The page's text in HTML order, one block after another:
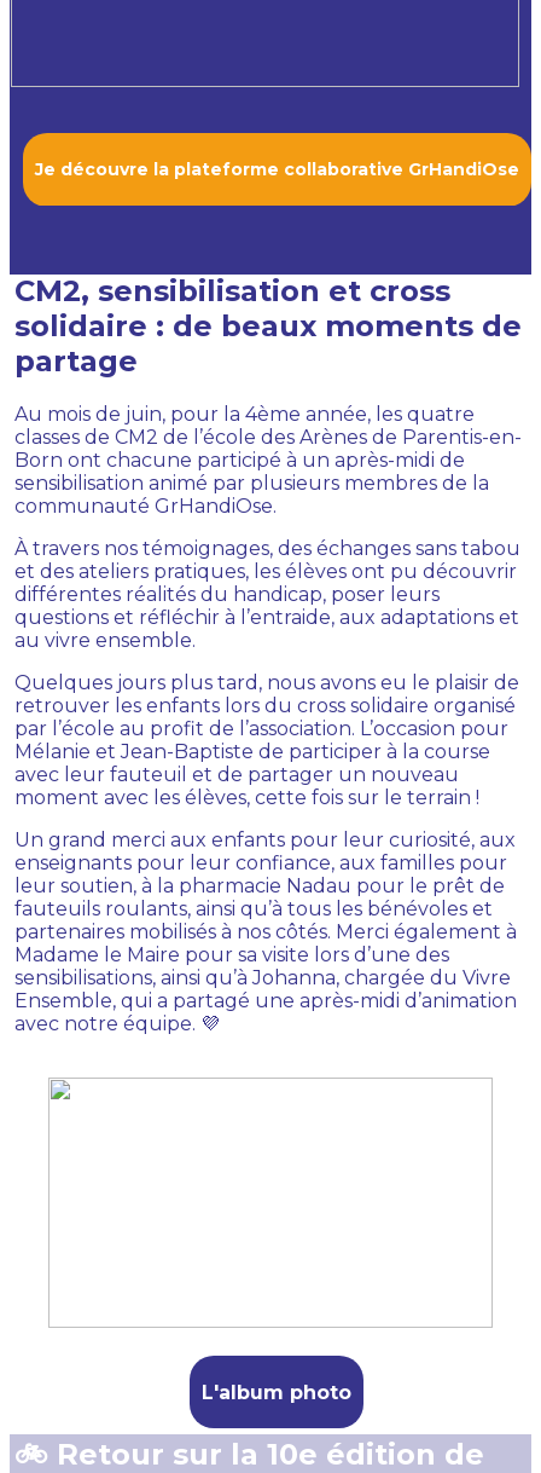
Je découvre la plateforme collaborative GrHandiOse
CM2, sensibilisation et cross
solidaire : de beaux moments de
partage
Au mois de juin, pour la 4ème année, les quatre
classes de CM2 de l’école des Arènes de Parentis-en-
Born ont chacune participé à un après-midi de
sensibilisation animé par plusieurs membres de la
communauté GrHandiOse.
À travers nos témoignages, des échanges sans tabou
et des ateliers pratiques, les élèves ont pu découvrir
différentes réalités du handicap, poser leurs
questions et réfléchir à l’entraide, aux adaptations et
au vivre ensemble.
Quelques jours plus tard, nous avons eu le plaisir de
retrouver les enfants lors du cross solidaire organisé
par l’école au profit de l’association. L’occasion pour
Mélanie et Jean-Baptiste de participer à la course
avec leur fauteuil et de partager un nouveau
moment avec les élèves, cette fois sur le terrain !
Un grand merci aux enfants pour leur curiosité, aux
enseignants pour leur confiance, aux familles pour
leur soutien, à la pharmacie Nadau pour le prêt de
fauteuils roulants, ainsi qu’à tous les bénévoles et
partenaires mobilisés à nos côtés. Merci également à
Madame le Maire pour sa visite lors d’une des
sensibilisations, ainsi qu’à Johanna, chargée du Vivre
Ensemble, qui a partagé une après-midi d’animation
avec notre équipe. 💜
L'album photo
🚲 Retour sur la 10e édition de